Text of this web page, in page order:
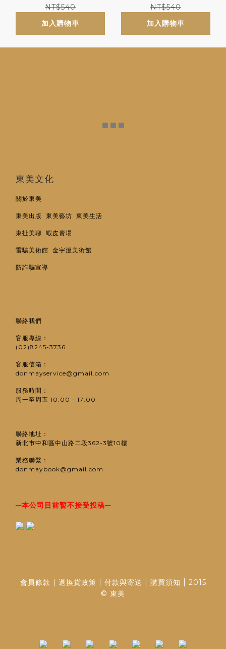
NT$540
加入購物車
情》
NT$540
加入購物車
東美文化
關於東美
東美出版 東美藝坊 東美生活
東扯美聊 蝦皮賣場
雷驤美術館 金宇澄美術館
防詐騙宣導
聯絡我們
客服專線：
(02)8245-3736
客服信箱：
donmayservice@gmail.com
服務時間：
周一至周五 10:00 - 17:00
聯絡地址：
新北市中和區中山路二段362-3號10樓
業務聯繫：
donmaybook@gmail.com
─本公司目前暫不接受投稿─
會員條款 | 退換貨政策 | 付款與寄送 | 購買須知
2015
© 東美